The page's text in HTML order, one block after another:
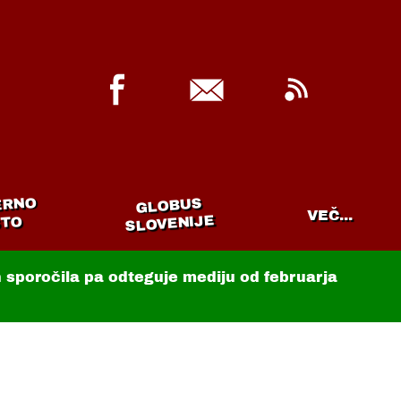
GLOBUS
SLOVENIJE VEČ...
sporočila pa odteguje mediju od februarja